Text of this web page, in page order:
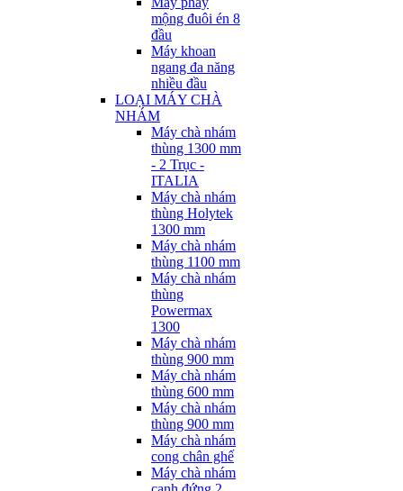
mộng đuôi én 8
đầu
Máy khoan
ngang đa năng
nhiều đầu
LOẠI MÁY CHÀ
NHÁM
Máy chà nhám
thùng 1300 mm
- 2 Trục -
ITALIA
Máy chà nhám
thùng Holytek
1300 mm
Máy chà nhám
thùng 1100 mm
Máy chà nhám
thùng
Powermax
1300
Máy chà nhám
thùng 900 mm
Máy chà nhám
thùng 600 mm
Máy chà nhám
thùng 900 mm
Máy chà nhám
cong chân ghế
Máy chà nhám